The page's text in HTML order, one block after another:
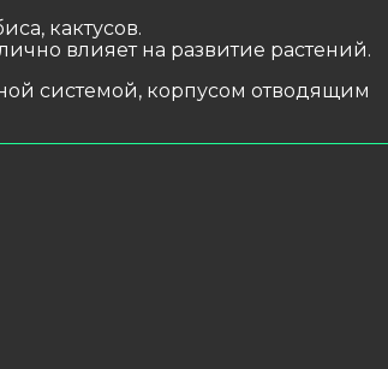
кактусов.
влияет на развитие растений.
системой, корпусом отводящим